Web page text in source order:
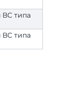
ВС типа
ВС типа